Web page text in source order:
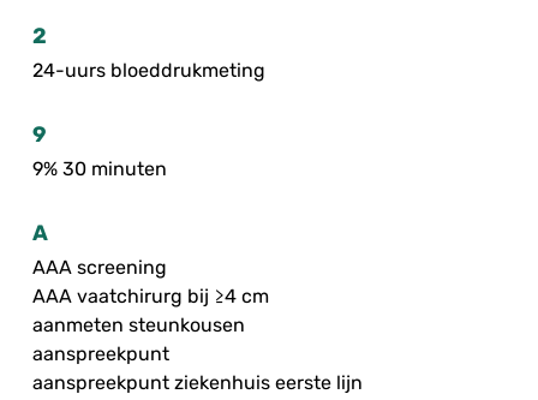
2
24-uurs bloeddrukmeting
9
9% 30 minuten
A
AAA screening
AAA vaatchirurg bij ≥4 cm
aanmeten steunkousen
aanspreekpunt
aanspreekpunt ziekenhuis eerste lijn